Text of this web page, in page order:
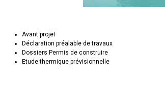
Avant projet
Déclaration préalable de travaux
Dossiers Permis de construire
Etude thermique prévisionnelle